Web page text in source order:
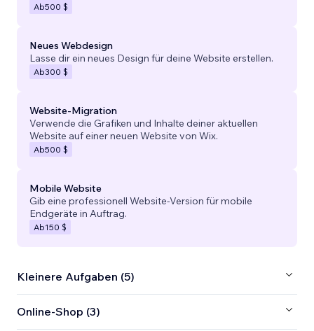
Ab500 $
Neues Webdesign
Lasse dir ein neues Design für deine Website erstellen.
Ab300 $
Website-Migration
Verwende die Grafiken und Inhalte deiner aktuellen
Website auf einer neuen Website von Wix.
Ab500 $
Mobile Website
Gib eine professionell Website-Version für mobile
Endgeräte in Auftrag.
Ab150 $
Kleinere Aufgaben (5)
Online-Shop (3)